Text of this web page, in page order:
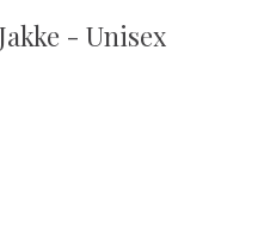
- Unisex